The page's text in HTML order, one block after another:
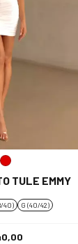
TULE EMMY
40) G (40/42)